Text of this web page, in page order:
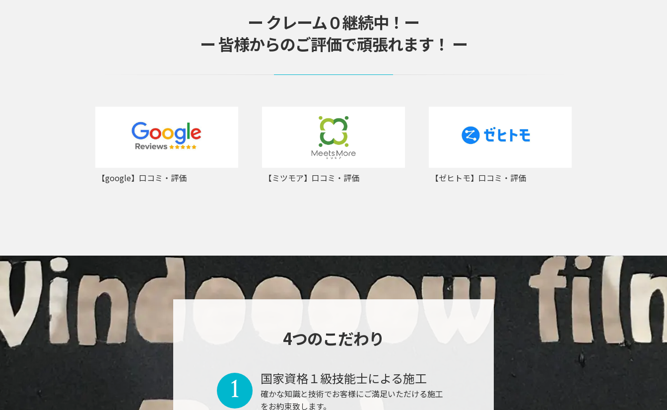
ー クレーム０継続中！ー
ー 皆様からのご評価で頑張れます！ ー
【google】口コミ・評価 【ミツモア】口コミ・評価 【ゼヒトモ】口コミ・評価
4つのこだわり
国家資格１級技能士による施工
確かな知識と技術でお客様にご満足いただける施工
をお約束致します。
1